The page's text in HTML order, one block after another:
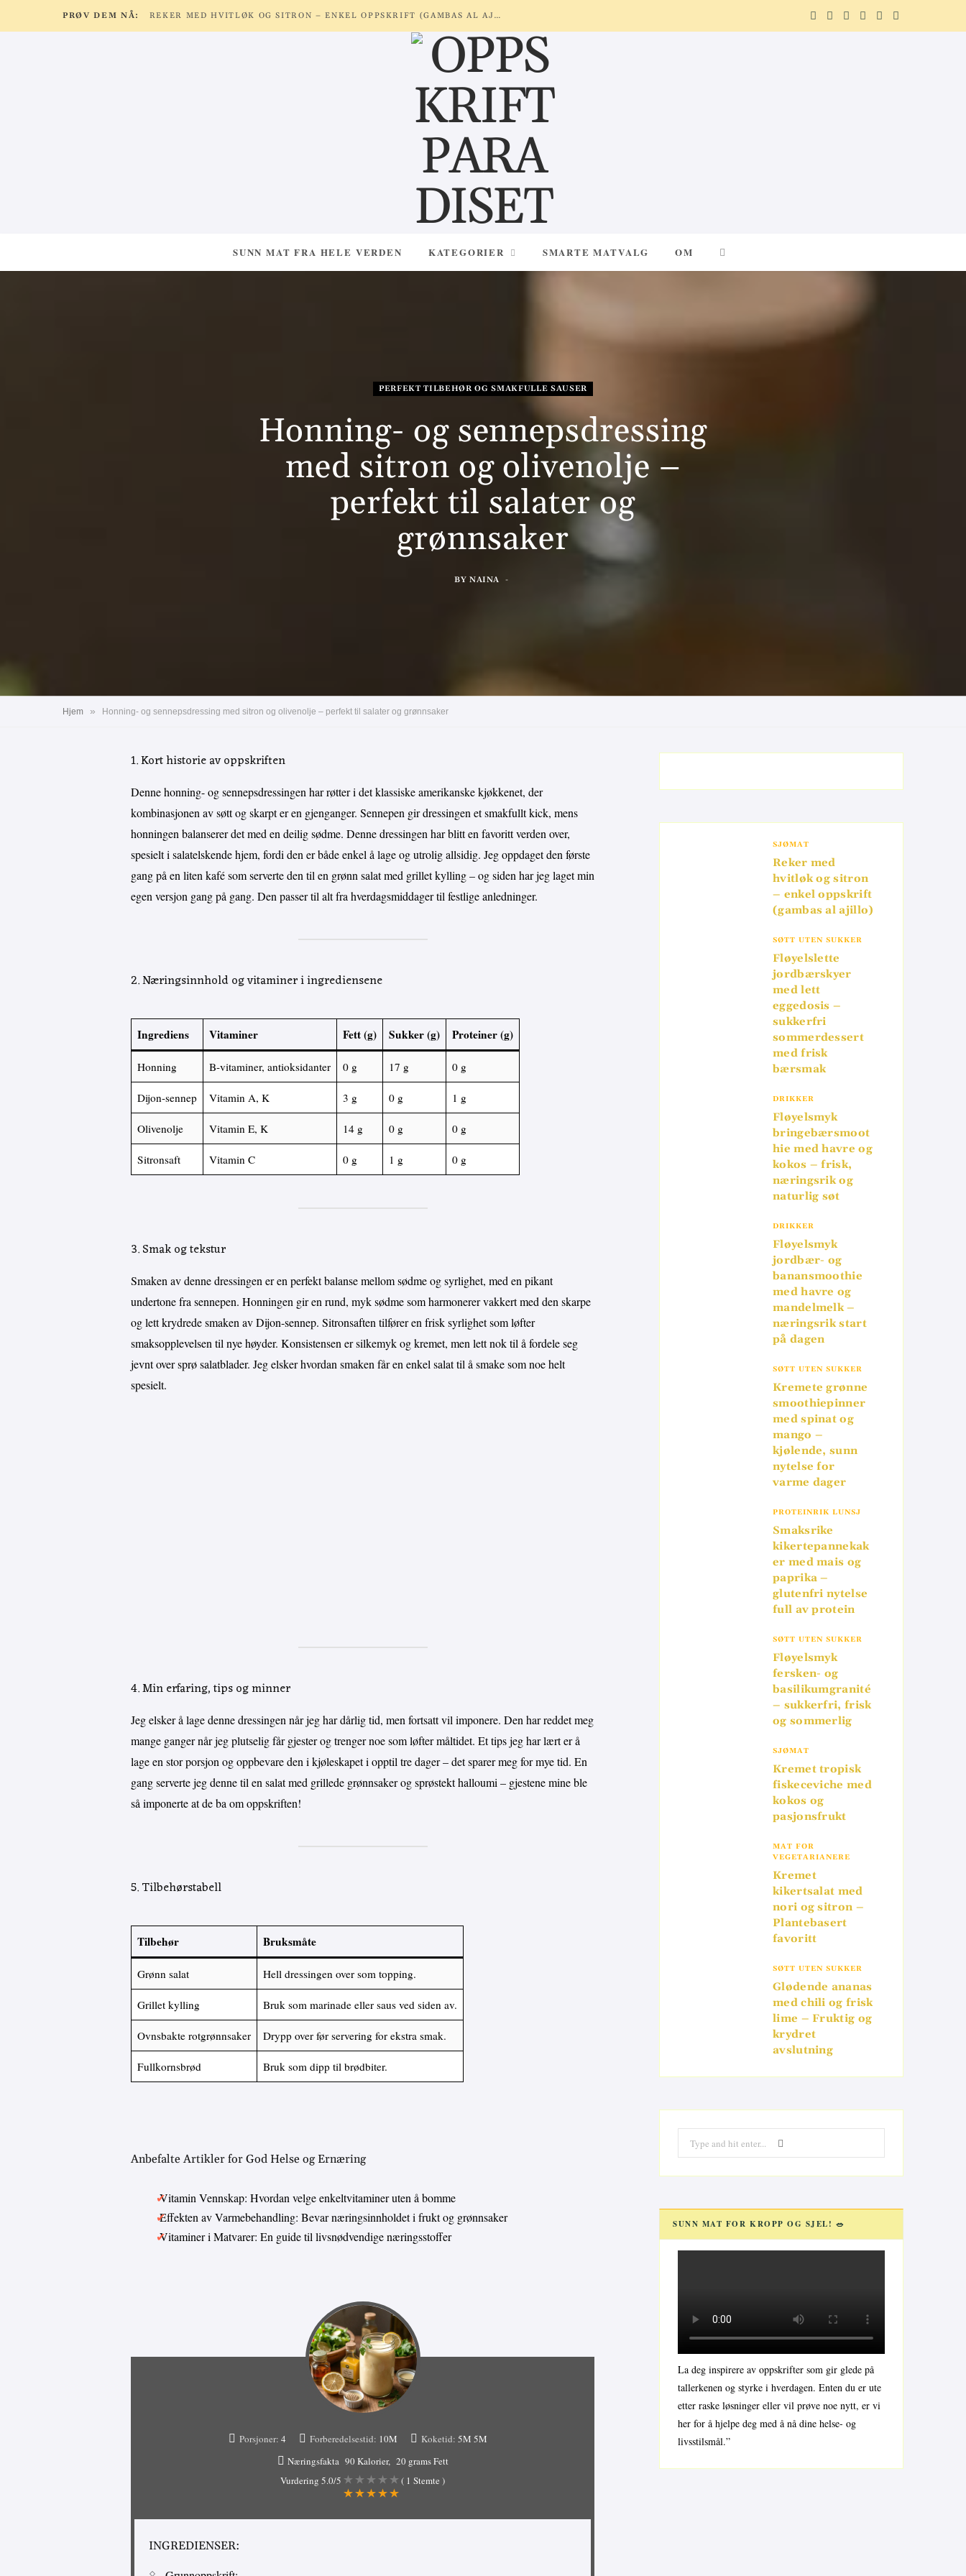
PRØV DEM NÅ: REKER MED HVITLØK OG SITRON – ENKEL OPPSKRIFT (GAMBAS AL AJILLO)
SUNN MAT FRA HELE VERDEN KATEGORIER SMARTE MATVALG OM
PERFEKT TILBEHØR OG SMAKFULLE SAUSER
Honning- og sennepsdressing
med sitron og olivenolje –
perfekt til salater og
grønnsaker
BY NAINA
Hjem » Honning- og sennepsdressing med sitron og olivenolje – perfekt til salater og grønnsaker
1. Kort historie av oppskriften
Denne honning- og sennepsdressingen har røtter i det klassiske amerikanske kjøkkenet, der
kombinasjonen av søtt og skarpt er en gjenganger. Sennepen gir dressingen et smakfullt kick, mens
honningen balanserer det med en deilig sødme. Denne dressingen har blitt en favoritt verden over,
spesielt i salatelskende hjem, fordi den er både enkel å lage og utrolig allsidig. Jeg oppdaget den første
gang på en liten kafé som serverte den til en grønn salat med grillet kylling – og siden har jeg laget min
egen versjon gang på gang. Den passer til alt fra hverdagsmiddager til festlige anledninger.
2. Næringsinnhold og vitaminer i ingrediensene
Ingrediens Vitaminer Fett (g) Sukker (g) Proteiner (g)
Honning B-vitaminer, antioksidanter 0 g 17 g 0 g
Dijon-sennep Vitamin A, K 3 g 0 g 1 g
Olivenolje Vitamin E, K 14 g 0 g 0 g
Sitronsaft Vitamin C 0 g 1 g 0 g
3. Smak og tekstur
Smaken av denne dressingen er en perfekt balanse mellom sødme og syrlighet, med en pikant
undertone fra sennepen. Honningen gir en rund, myk sødme som harmonerer vakkert med den skarpe
og lett krydrede smaken av Dijon-sennep. Sitronsaften tilfører en frisk syrlighet som løfter
smaksopplevelsen til nye høyder. Konsistensen er silkemyk og kremet, men lett nok til å fordele seg
jevnt over sprø salatblader. Jeg elsker hvordan smaken får en enkel salat til å smake som noe helt
spesielt.
4. Min erfaring, tips og minner
Jeg elsker å lage denne dressingen når jeg har dårlig tid, men fortsatt vil imponere. Den har reddet meg
mange ganger når jeg plutselig får gjester og trenger noe som løfter måltidet. Et tips jeg har lært er å
lage en stor porsjon og oppbevare den i kjøleskapet i opptil tre dager – det sparer meg for mye tid. En
gang serverte jeg denne til en salat med grillede grønnsaker og sprøstekt halloumi – gjestene mine ble
så imponerte at de ba om oppskriften!
5. Tilbehørstabell
Tilbehør Bruksmåte
Grønn salat Hell dressingen over som topping.
Grillet kylling Bruk som marinade eller saus ved siden av.
Ovnsbakte rotgrønnsaker Drypp over før servering for ekstra smak.
Fullkornsbrød Bruk som dipp til brødbiter.
Anbefalte Artikler for God Helse og Ernæring
Vitamin Vennskap: Hvordan velge enkeltvitaminer uten å bomme
Effekten av Varmebehandling: Bevar næringsinnholdet i frukt og grønnsaker
Vitaminer i Matvarer: En guide til livsnødvendige næringsstoffer
Porsjoner: 4 Forberedelsestid: 10M Koketid: 5M 5M
Næringsfakta 90 Kalorier
20 grams Fett
Vurdering 5.0/5 ( 1 Stemte )
INGREDIENSER:
SJØMAT
Reker med
hvitløk og sitron
– enkel oppskrift
(gambas al ajillo)
SØTT UTEN SUKKER
Fløyelslette
jordbærskyer
med lett
eggedosis –
sukkerfri
sommerdessert
med frisk
bærsmak
DRIKKER
Fløyelsmyk
bringebærsmoot
hie med havre og
kokos – frisk,
næringsrik og
naturlig søt
DRIKKER
Fløyelsmyk
jordbær- og
banansmoothie
med havre og
mandelmelk –
næringsrik start
på dagen
SØTT UTEN SUKKER
Kremete grønne
smoothiepinner
med spinat og
mango –
kjølende, sunn
nytelse for
varme dager
PROTEINRIK LUNSJ
Smaksrike
kikertepannekak
er med mais og
paprika –
glutenfri nytelse
full av protein
SØTT UTEN SUKKER
Fløyelsmyk
fersken- og
basilikumgranité
– sukkerfri, frisk
og sommerlig
SJØMAT
Kremet tropisk
fiskeceviche med
kokos og
pasjonsfrukt
MAT FOR
VEGETARIANERE
Kremet
kikertsalat med
nori og sitron –
Plantebasert
favoritt
SØTT UTEN SUKKER
Glødende ananas
med chili og frisk
lime – Fruktig og
krydret
avslutning
for:
SUNN MAT FOR KROPP OG SJEL! 🥗
La deg inspirere av oppskrifter som gir glede på
tallerkenen og styrke i hverdagen. Enten du er ute
etter raske løsninger eller vil prøve noe nytt, er vi
her for å hjelpe deg med å nå dine helse- og
livsstilsmål.”